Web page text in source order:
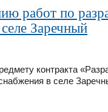
работ по
Заречный
контракта
в селе